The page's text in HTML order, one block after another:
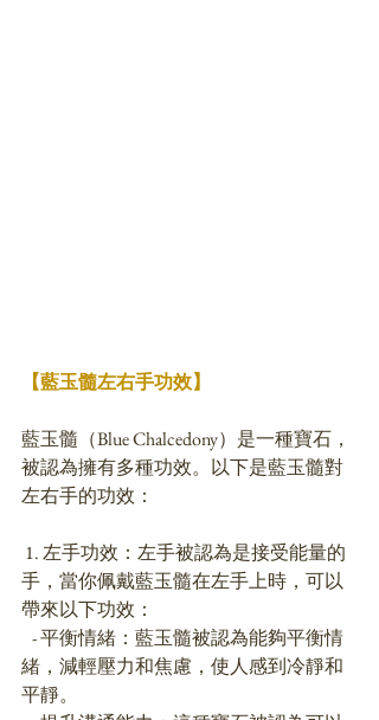
【藍玉髓左右手功效】
藍玉髓（Blue Chalcedony）是一種寶石，
被認為擁有多種功效。以下是藍玉髓對
左右手的功效：
手，當你佩戴藍玉髓在左手上時，可以
帶來以下功效：
緒，減輕壓力和焦慮，使人感到冷靜和
平靜。